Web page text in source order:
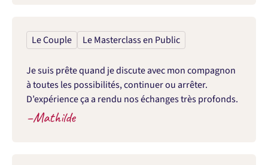
Le Couple Le Masterclass en Public
Je suis prête quand je discute avec mon compagnon
à toutes les possibilités, continuer ou arrêter.
D’expérience ça a rendu nos échanges très profonds.
–Mathilde